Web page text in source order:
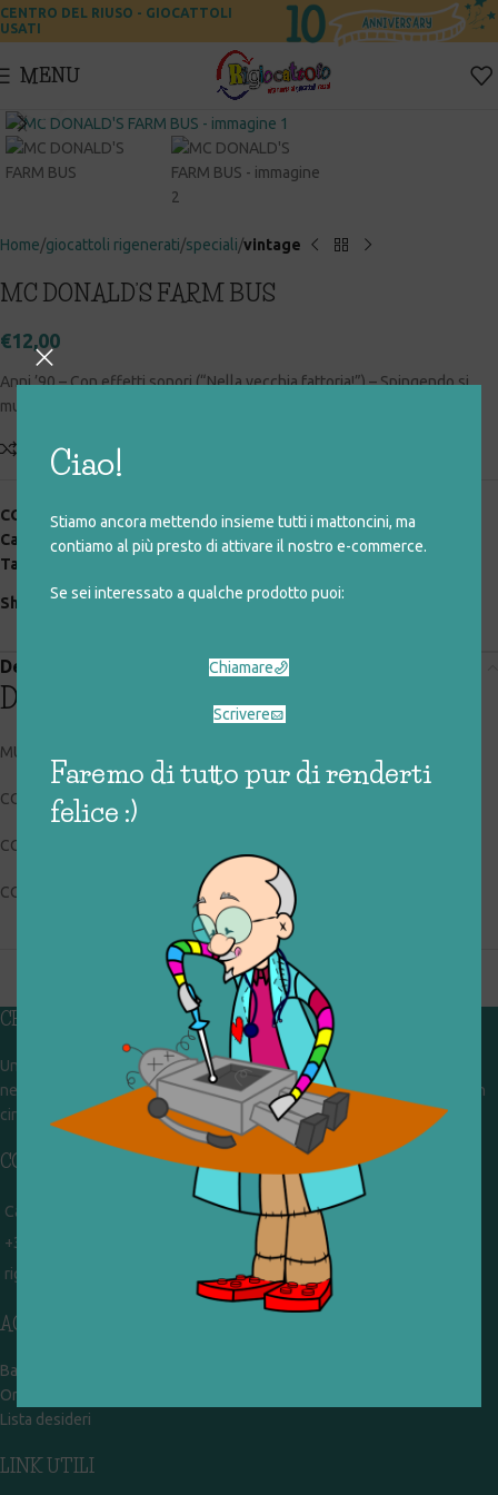
Ciao!
Stiamo ancora mettendo insieme tutti i mattoncini, ma
contiamo al più presto di attivare il nostro e-commerce.
Se sei interessato a qualche prodotto puoi:
Chiamare
Scrivere
Faremo di tutto pur di renderti
felice :)
CENTRO DEL RIUSO - GIOCATTOLI
USATI
MENU
Home giocattoli rigenerati speciali vintage
MC DONALD’S FARM BUS
€12,00
Anni ’90 – Con effetti sonori (“Nella vecchia fattoria!”) – Spingendo si
muovo i personaggi – Con scatola originale
Add to compare
COD:
047_0_113
Categorie: giocattoli rigenerati , speciali
vintage
Tag:
Share:
Descrizione
Descrizione
MUSIC MATE
CODICE RIGIOCATTOLO: 047_0_113
CONDIZIONI: usato, buone
COLLOCAZIONE: BOX4
CHI SIAMO
Un gruppo di volontari che sognano di diventare un centro del riuso e
nel frattempo ricevono in dono giocattoli, li riparano e li reimmettono in
circolazione. Operiamo per un'economia civile, circolare e sostenibile.
CONTATTI
Campobasso - via Garibaldi 51
+39 328 767 9587
rigiocattolocb@gmail.com
ACCOUNT
Bacheca
Ordini
Lista desideri
LINK UTILI